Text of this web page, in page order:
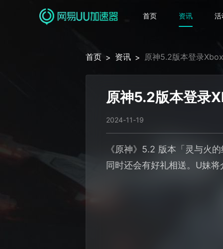
首页 资讯
首页 > 资讯 > 原神5.2版本登录
原神5.2版本登录
2024-11-19
《原神》5.2 版本「灵与火
同时还会有好礼相送。U妹